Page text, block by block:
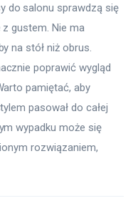
do salonu sprawdzą się
gustem. Nie ma
na stół niż obrus.
poprawić wygląd
pamiętać, aby
pasował do całej
wypadku może się
rozwiązaniem,